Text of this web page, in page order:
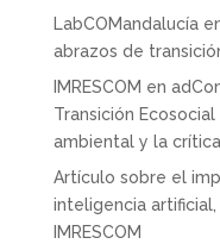
LabCOMandalucía
abrazos de
IMRESCOM en
Transición
ambiental y la
Artículo sobre el
inteligencia
IMRESCOM